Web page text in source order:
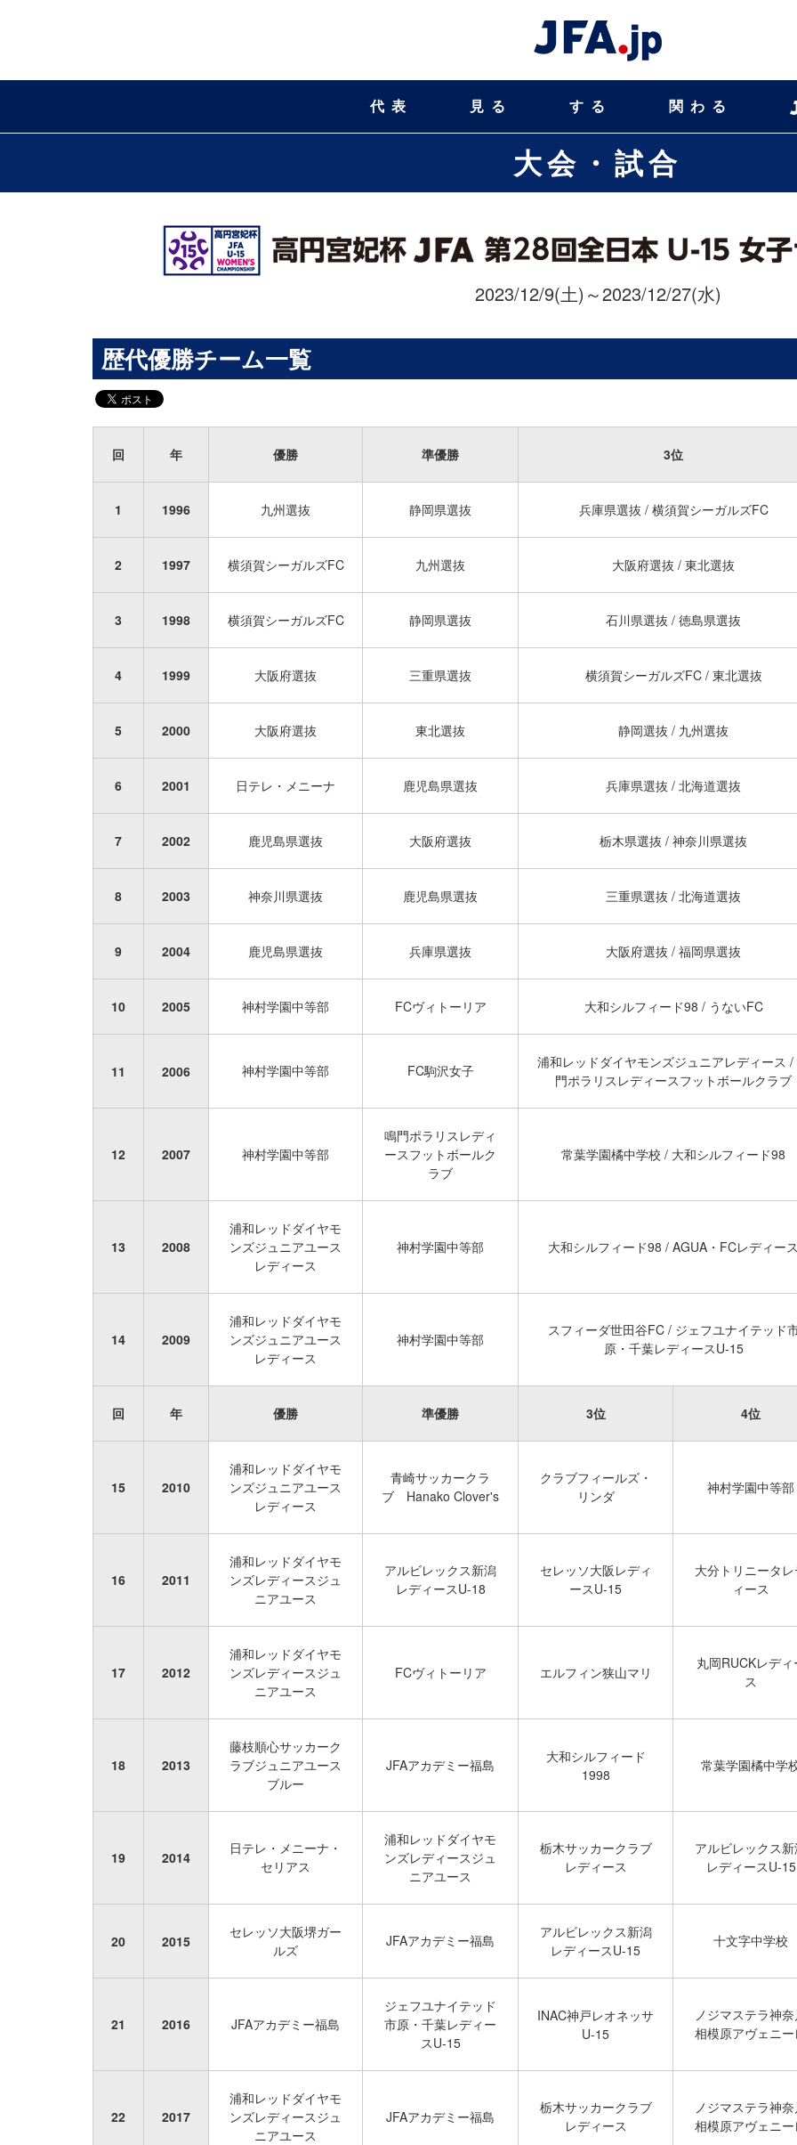
代表 見る する 関わる
大会・試合
2023/12/9(土)～2023/12/27(水)
歴代優勝チーム一覧
回 年 優勝 準優勝 3位
1 1996 九州選抜 静岡県選抜 兵庫県選抜 / 横須賀シーガルズFC
2 1997 横須賀シーガルズFC 九州選抜 大阪府選抜 / 東北選抜
3 1998 横須賀シーガルズFC 静岡県選抜 石川県選抜 / 徳島県選抜
4 1999 大阪府選抜 三重県選抜 横須賀シーガルズFC / 東北選抜
5 2000 大阪府選抜 東北選抜 静岡選抜 / 九州選抜
6 2001 日テレ・メニーナ 鹿児島県選抜 兵庫県選抜 / 北海道選抜
7 2002 鹿児島県選抜 大阪府選抜 栃木県選抜 / 神奈川県選抜
8 2003 神奈川県選抜 鹿児島県選抜 三重県選抜 / 北海道選抜
9 2004 鹿児島県選抜 兵庫県選抜 大阪府選抜 / 福岡県選抜
10 2005 神村学園中等部 FCヴィトーリア 大和シルフィード98 / うないFC
11 2006 神村学園中等部 FC駒沢女子
浦和レッドダイヤモンズジュニアレディース /
門ポラリスレディースフットボールクラブ
12 2007 神村学園中等部
鳴門ポラリスレディ
ースフットボールク
ラブ
常葉学園橘中学校 / 大和シルフィード98
13 2008
浦和レッドダイヤモ
ンズジュニアユース
レディース
神村学園中等部 大和シルフィード98 / AGUA・FCレディース
14 2009
浦和レッドダイヤモ
ンズジュニアユース
レディース
神村学園中等部
スフィーダ世田谷FC / ジェフユナイテッド
原・千葉レディースU-15
回 年 優勝 準優勝 3位 4位
15 2010
浦和レッドダイヤモ
ンズジュニアユース
レディース
青崎サッカークラ
ブ Hanako Clover's
クラブフィールズ・
リンダ
神村学園中等部
16 2011
浦和レッドダイヤモ
ンズレディースジュ
ニアユース
アルビレックス新潟
レディースU-18
セレッソ大阪レディ
ースU-15
大分トリニータ
ィース
17 2012
浦和レッドダイヤモ
ンズレディースジュ
ニアユース
FCヴィトーリア エルフィン狭山マリ
丸岡RUCKレディ
ス
18 2013
藤枝順心サッカーク
ラブジュニアユース
ブルー
JFAアカデミー福島
大和シルフィード
1998
常葉学園橘中学
19 2014
日テレ・メニーナ・
セリアス
浦和レッドダイヤモ
ンズレディースジュ
ニアユース
栃木サッカークラブ
レディース
アルビレックス
レディースU-15
20 2015
セレッソ大阪堺ガー
ルズ
JFAアカデミー福島
アルビレックス新潟
レディースU-15
十文字中学校
21 2016 JFAアカデミー福島
ジェフユナイテッド
市原・千葉レディー
スU-15
INAC神戸レオネッサ
U-15
ノジマステラ神奈
相模原アヴェニー
22 2017
浦和レッドダイヤモ
ンズレディースジュ
ニアユース
JFAアカデミー福島
栃木サッカークラブ
レディース
ノジマステラ神奈
相模原アヴェニー